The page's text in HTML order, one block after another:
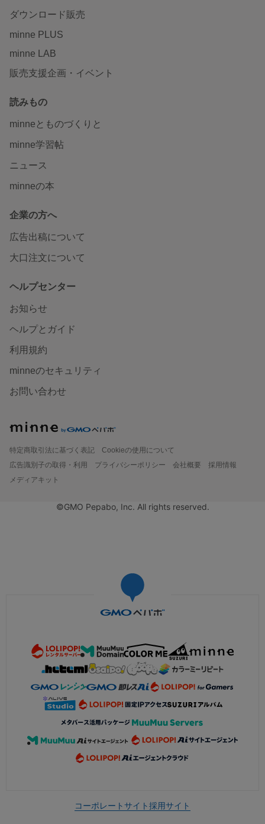
ダウンロード販売
minne PLUS
minne LAB
販売支援企画・イベント
読みもの
minneとものづくりと
minne学習帖
ニュース
minneの本
企業の方へ
広告出稿について
大口注文について
ヘルプセンター
お知らせ
ヘルプとガイド
利用規約
minneのセキュリティ
お問い合わせ
特定商取引法に基づく表記
Cookieの使用について
広告識別子の取得・利用
プライバシーポリシー 会社概要
採用情報
メディアキット
©GMO Pepabo, Inc. All rights reserved.
コーポレートサイト採用サイト